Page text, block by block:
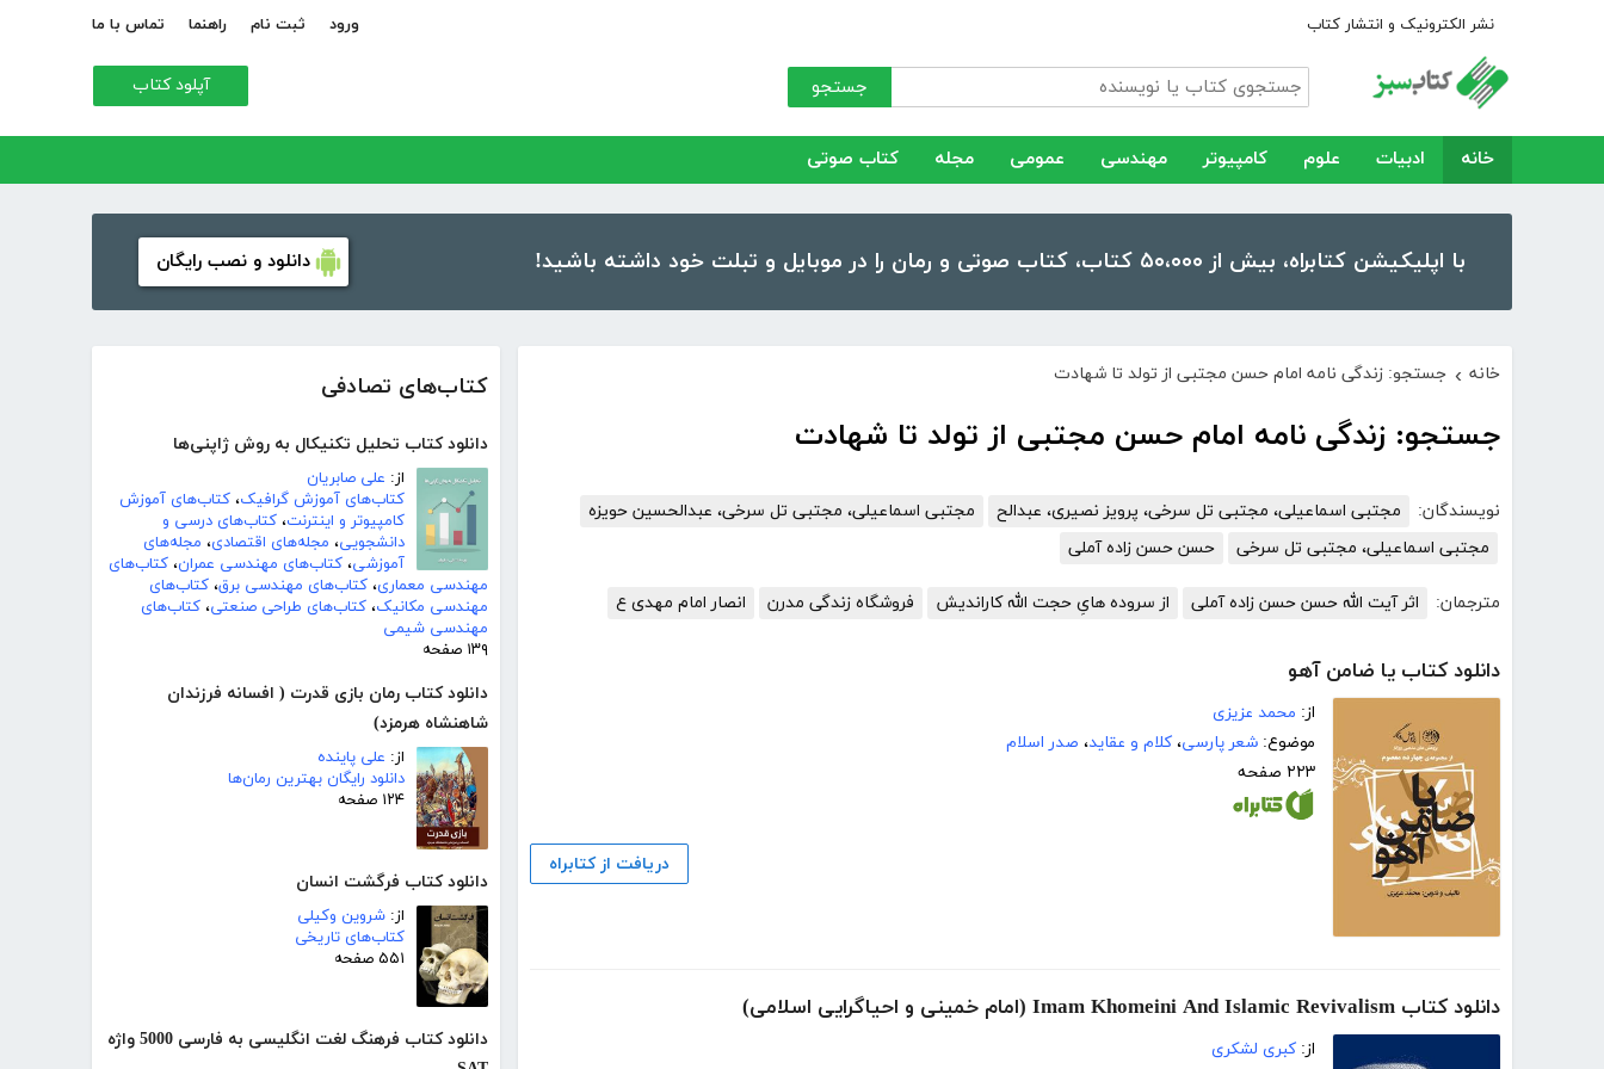
نشر الکترونیک و انتشار کتاب ورود ثبت نام راهنما تماس با ما
جستجو آپلود کتاب
خانه ادبیات علوم کامپیوتر مهندسی عمومی مجله کتاب صوتی
با اپلیکیشن کتابراه، بیش از ۵۰،۰۰۰ کتاب، کتاب صوتی و رمان را در موبایل و تبلت خود داشته باشید! دانلود و نصب رایگان
کتاب‌های تصادفی
دانلود کتاب تحلیل تکنیکال به روش ژاپنی‌ها
از: علی صابریان
کتاب‌های آموزش گرافیک، کتاب‌های آموزش
کامپیوتر و اینترنت، کتاب‌های درسی و
دانشجویی، مجله‌های اقتصادی، مجله‌های
آموزشی، کتاب‌های مهندسی عمران، کتاب‌های
مهندسی معماری، کتاب‌های مهندسی برق، کتاب‌های
مهندسی مکانیک، کتاب‌های طراحی صنعتی، کتاب‌های
مهندسی شیمی
۱۳۹ صفحه
دانلود کتاب رمان بازی قدرت ( افسانه فرزندان
شاهنشاه هرمزد)
از: علی پاینده
دانلود رایگان بهترین رمان‌ها
۱۲۴ صفحه
دانلود کتاب فرگشت انسان
از: شروین وکیلی
کتاب‌های تاریخی
۵۵۱ صفحه
دانلود کتاب فرهنگ لغت انگلیسی به فارسی 5000 واژه
خانه › جستجو: زندگی نامه امام حسن مجتبی از تولد تا شهادت
جستجو: زندگی نامه امام حسن مجتبی از تولد تا شهادت
نویسندگان: مجتبی اسماعیلی، مجتبی تل سرخی، پرویز نصیری، عبدالح
مجتبی اسماعیلی، مجتبی تل سرخی، عبدالحسین حویزه
مجتبی اسماعیلی، مجتبی تل سرخی
حسن حسن زاده آملی
مترجمان: اثر آیت الله حسن حسن زاده آملی از سروده هایِ حجت الله کاراندیش فروشگاه زندگی مدرن انصار امام مهدی ع
دانلود کتاب یا ضامن آهو
از: محمد عزیزی
موضوع: شعر پارسی، کلام و عقاید، صدر اسلام
۲۲۳ صفحه
دریافت از کتابراه
دانلود کتاب Imam Khomeini And Islamic Revivalism (امام خمینی و احیاگرایی اسلامی)
از: کبری لشکری